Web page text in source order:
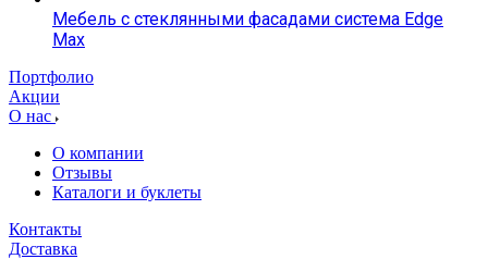
Мебель с стеклянными фасадами система Edge
Max
Портфолио
Акции
О нас
О компании
Отзывы
Каталоги и буклеты
Контакты
Доставка